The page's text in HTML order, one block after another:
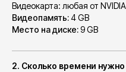
Видеокарта: любая от NVIDIA
Видеопамять:4 GB
Место на диске:9 GB
2. Сколько времени нужно